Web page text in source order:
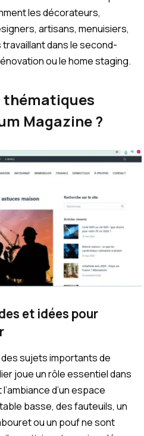
les décorateurs,
artisans, menuisiers,
dans le second-
ou le home staging.
thématiques
Magazine ?
et idées pour
sujets importants de
joue un rôle essentiel dans
d’un espace
basse, des fauteuils, un
ou un pouf ne sont